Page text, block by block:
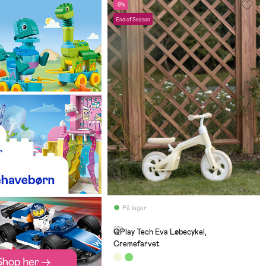
-9%
End of Season
På lager
(0)
QPlay Tech Eva Løbecykel,
Cremefarvet